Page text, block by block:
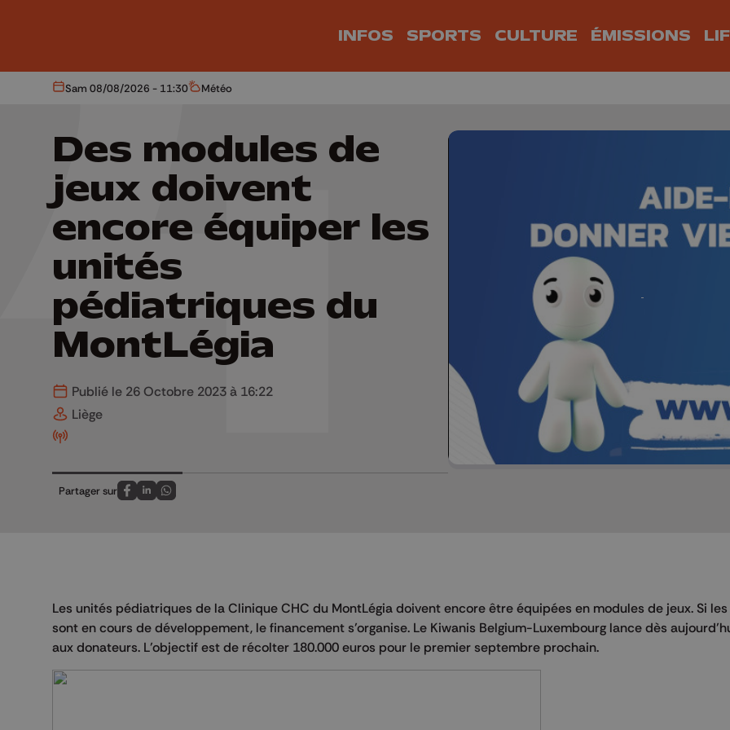
INFOS SPORTS CULTURE ÉMISSIONS
Aujourd'hui
Sam 08/08/2026 - 11:30 Météo
Météo
Des modules de
jeux doivent
encore équiper les
unités
pédiatriques du
MontLégia
Publié le 26 Octobre 2023 à 16:22
Liège
Partager sur
Partagez sur FaceBook
Partagez sur LinkedIn
Partagez sur Whatsapp
Les unités pédiatriques de la Clinique CHC du MontLégia doivent encore être équipées en modules de jeux. Si
sont en cours de développement, le financement s’organise. Le Kiwanis Belgium-Luxembourg lance dès
aux donateurs. L’objectif est de récolter 180.000 euros pour le premier septembre prochain.